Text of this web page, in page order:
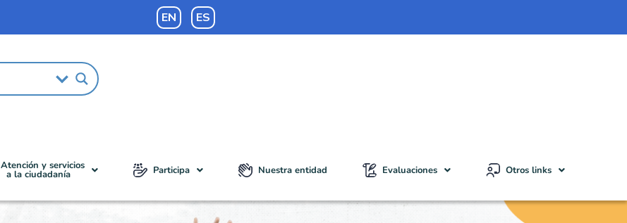
EN ES
Atención y servicios
a la ciudadanía Participa Nuestra entidad Evaluaciones Otros links